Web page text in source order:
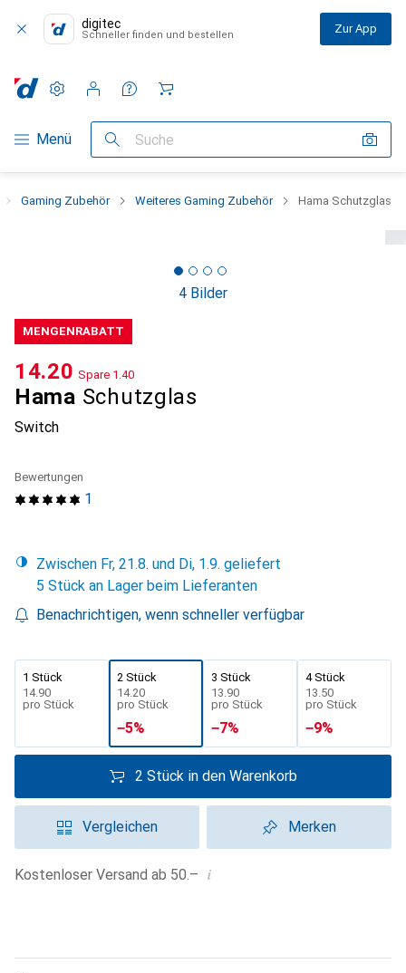
digitec
Schneller finden und bestellen Zur App
Navigation nach Kategorien
Menü Suche
Einstellungen
Kundenkonto
Vergleichslisten
Merklisten
Warenkorb
Gaming Zubehör Weiteres Gaming Zubehör Hama Schutzglas
4 Bilder
MENGENRABATT
Hama Schutzglas
Switch
CHF
14.20 Spare CHF
1.40
1
Bewertungen
Zwischen Fr, 21.8. und Di, 1.9. geliefert
5 Stück an Lager beim Lieferanten
Benachrichtigen, wenn schneller verfügbar
1 Stück
CHF
14.90
pro Stück
2 Stück
CHF
14.20
pro Stück
−5%
3 Stück
CHF
13.90
pro Stück
−7%
4 Stück
CHF
13.50
pro Stück
−9%
2 Stück in den Warenkorb
Vergleichen Merken
Kostenloser Versand ab 50.– i